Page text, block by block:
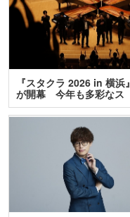
『スタクラ 2026 in 横浜』
が開幕 今年も多彩なス
テ…